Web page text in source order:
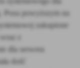
Poza powyższym na
zakupione
z
dla serwera
dość